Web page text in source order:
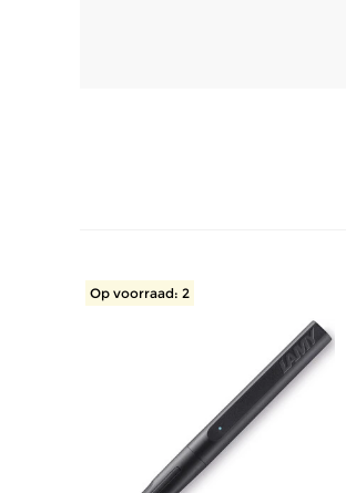
Op voorraad: 2